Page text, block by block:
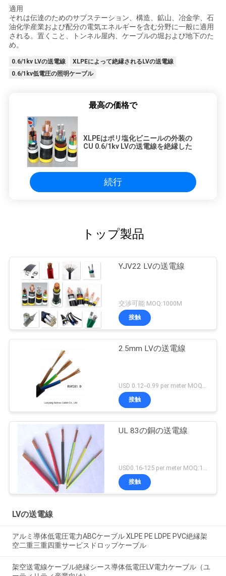
ス
引
用
図
PRIVACY
POLICY
適用
それは伝達のためのサブステーション、構造、鉱山、冶金学、石
油化学産業および配分の電気エネルギーを含む分野に一般に適用
される。置くこと、トンネル屋内、ケーブルの堀および地下のた
め。
0.6/1kv LVの送電線
XLPEによって絶縁されるLVの送電線
0.6/1kv低電圧の照明ケーブル
最高の価格で
XLPEはポリ塩化ビニールの外装の
CU 0.6/1kv LVの送電線を絶縁した
続行
トップ製品
YJV22 LVの送電線
交渉可能 MOQ:1000M
接触
2.5mm LVの送電線
接触
UL 83の銅の送電線
接触
LVの送電線
アルミ導体低電圧電力ABCケーブル XLPE PE LDPE PVC絶縁架
空二重三重四重サービスドロップケーブル
架空送電線ケーブル絶縁シース導体低電圧LV電力ケーブル（ユ